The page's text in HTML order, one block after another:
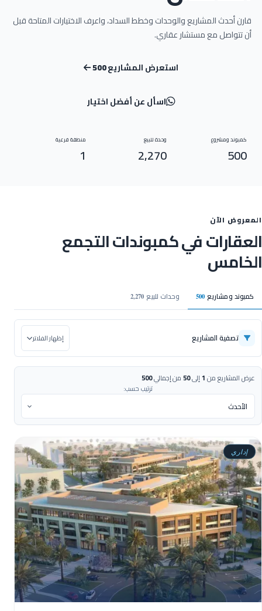
قارن أحدث المشاريع والوحدات وخطط السداد، واعرف الاختيارات المتاحة قبل
أن تتواصل مع مستشار عقاري.
استعرض المشاريع500
اسأل عن أفضل اختيار
كمبوند ومشروع
500
وحدة للبيع
2,270
منطقة فرعية
1
المعروض الآن
العقارات في كمبوندات التجمع
الخامس
كمبوند ومشاريع 500 وحدات للبيع 2,270
تصفية المشاريع إظهار الفلاتر
عرض المشاريع من1إلى50من إجمالي500
ترتيب حسب:
إداري